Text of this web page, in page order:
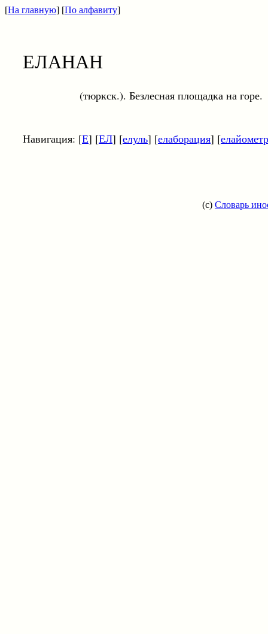
[На главную] [По алфавиту]
ЕЛАНАН
(тюркск.). Безлесная площадка на горе.
Навигация: [Е] [ЕЛ] [елуль] [елаборация] [елайометр
(c) Словарь